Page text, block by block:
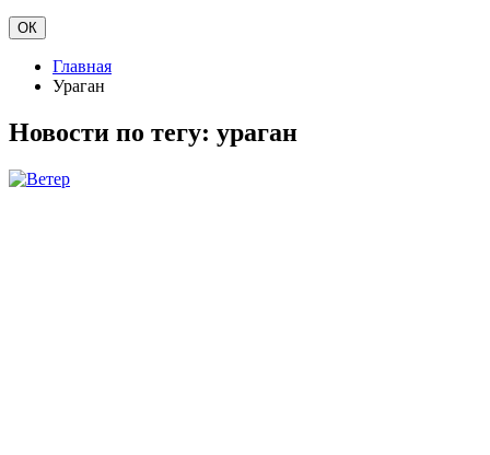
ОК
Главная
Ураган
Новости по тегу: ураган